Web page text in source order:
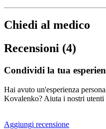
Chiedi al medico
Recensioni (4)
Condividi la tua
Hai avuto un'esperienza
Kovalenko? Aiuta i nostri utenti
Aggiungi recensione